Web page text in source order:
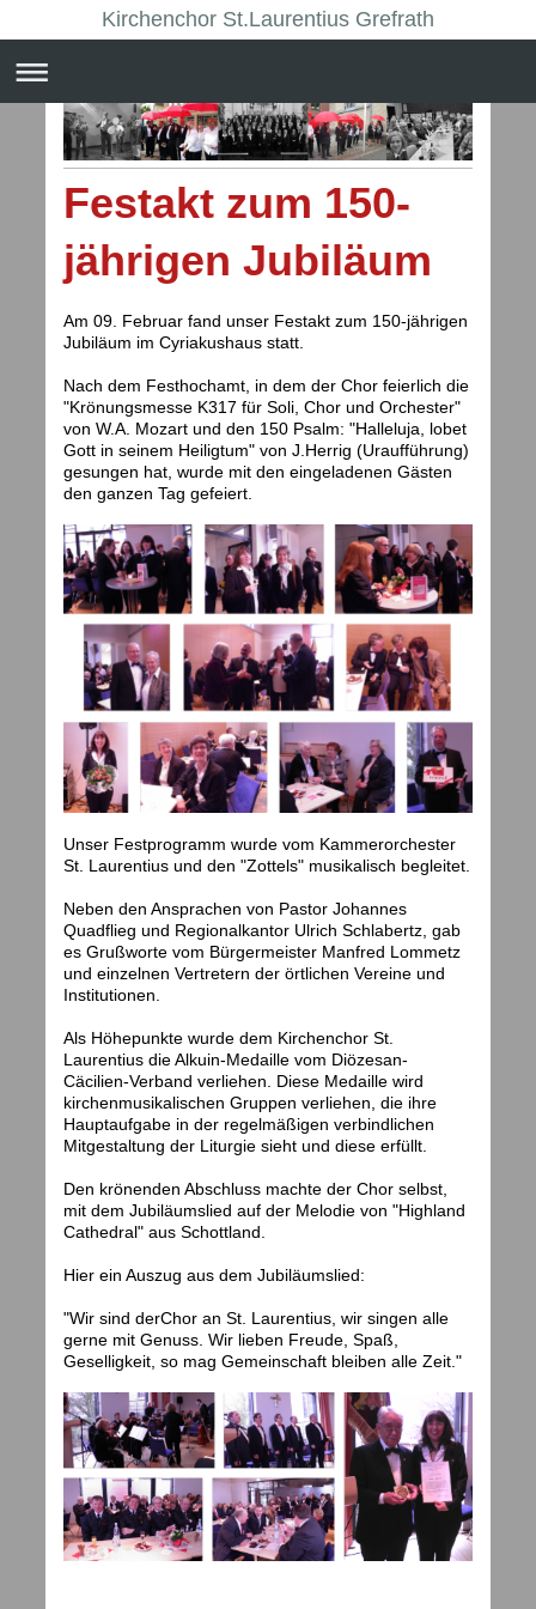
Kirchenchor St.Laurentius Grefrath
Festakt zum 150-
jährigen Jubiläum
Am 09. Februar fand unser Festakt zum 150-jährigen
Jubiläum im Cyriakushaus statt.
Nach dem Festhochamt, in dem der Chor feierlich die
"Krönungsmesse K317 für Soli, Chor und Orchester"
von W.A. Mozart und den 150 Psalm: "Halleluja, lobet
Gott in seinem Heiligtum" von J.Herrig (Uraufführung)
gesungen hat, wurde mit den eingeladenen Gästen
den ganzen Tag gefeiert.
Unser Festprogramm wurde vom Kammerorchester
St. Laurentius und den "Zottels" musikalisch begleitet.
Neben den Ansprachen von Pastor Johannes
Quadflieg und Regionalkantor Ulrich Schlabertz, gab
es Grußworte vom Bürgermeister Manfred Lommetz
und einzelnen Vertretern der örtlichen Vereine und
Institutionen.
Als Höhepunkte wurde dem Kirchenchor St.
Laurentius die Alkuin-Medaille vom Diözesan-
Cäcilien-Verband verliehen. Diese Medaille wird
kirchenmusikalischen Gruppen verliehen, die ihre
Hauptaufgabe in der regelmäßigen verbindlichen
Mitgestaltung der Liturgie sieht und diese erfüllt.
Den krönenden Abschluss machte der Chor selbst,
mit dem Jubiläumslied auf der Melodie von "Highland
Cathedral" aus Schottland.
Hier ein Auszug aus dem Jubiläumslied:
"Wir sind derChor an St. Laurentius, wir singen alle
gerne mit Genuss. Wir lieben Freude, Spaß,
Geselligkeit, so mag Gemeinschaft bleiben alle Zeit."